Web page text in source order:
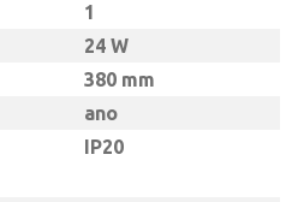
1
24 W
380 mm
ano
IP20